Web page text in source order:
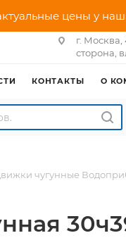
цены у
г.
сторона,
КОНТАКТЫ О
чугунные